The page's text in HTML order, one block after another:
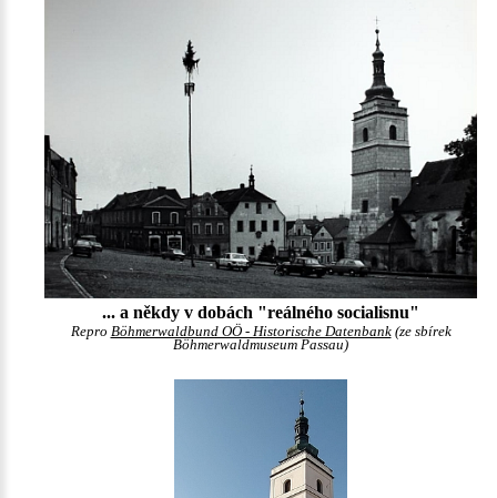
... a někdy v dobách "reálného socialisnu"
Repro Böhmerwaldbund OÖ - Historische Datenbank(ze sbírek
Böhmerwaldmuseum Passau)